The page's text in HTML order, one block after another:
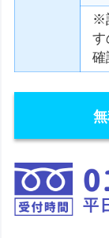
※
す
確